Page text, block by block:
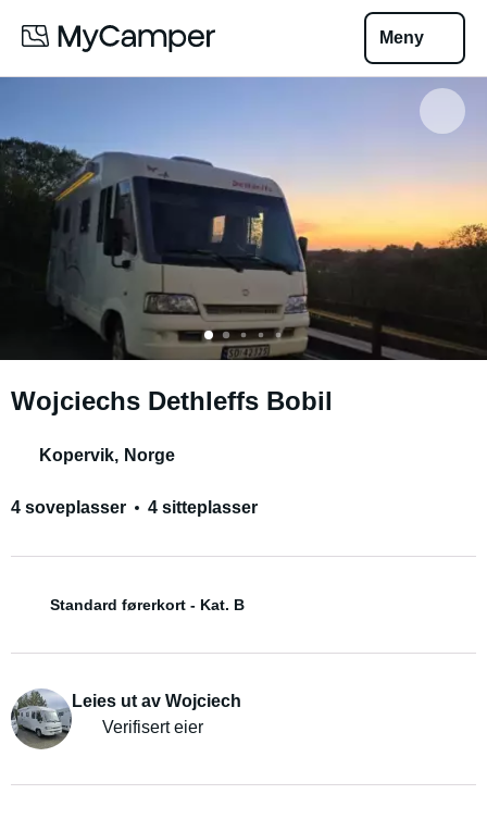
Meny
Wojciechs Dethleffs Bobil
Kopervik, Norge
4 soveplasser 4 sitteplasser
Standard førerkort - Kat. B
Leies ut av Wojciech
Verifisert eier